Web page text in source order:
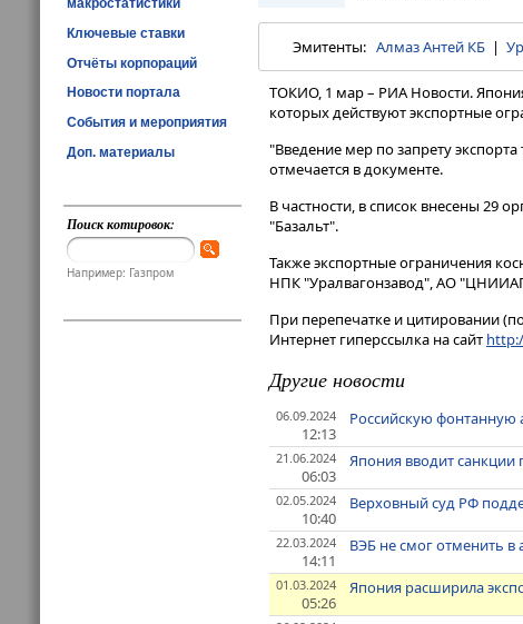
макростатистики
Ключевые ставки
Отчёты корпораций
Новости портала
События и мероприятия
Доп. материалы
Поиск котировок:
Например: Газпром
Эмитенты: Алмаз Антей КБ |
ТОКИО, 1 мар – РИА Новости.
которых действуют экспортные
"Введение мер по запрету
отмечается в документе​​​.
В частности, в список внесены 29
"Базальт".
Также экспортные ограничения
НПК "Уралвагонзавод", АО
При перепечатке и цитировании
Интернет гиперссылка на сайт
Другие новости
06.09.2024
12:13
Российскую фонтанную
21.06.2024
06:03
Япония вводит
02.05.2024
10:40
Верховный суд РФ
22.03.2024
14:11
ВЭБ не смог отменить в
01.03.2024
05:26
Япония расширила